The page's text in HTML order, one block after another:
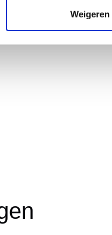
Weigeren
Als ISO 9001 en
je minder
(2FA) voor een extra